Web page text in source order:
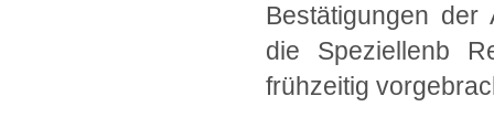
Bestätigungen der
die Speziellenb
frühzeitig